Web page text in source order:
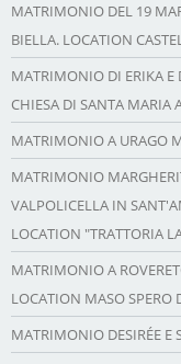
MATRIMONIO DEL 19
BIELLA. LOCATION
MATRIMONIO DI ERIKA E
CHIESA DI SANTA MARIA
MATRIMONIO A URAGO
MATRIMONIO
VALPOLICELLA IN
LOCATION "TRATTORIA
MATRIMONIO A
LOCATION MASO SPERO
MATRIMONIO DESIRÉE E